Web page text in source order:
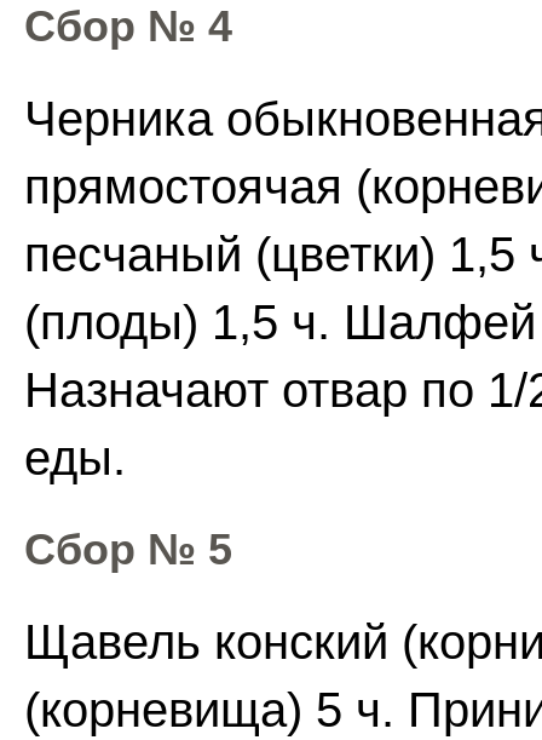
Сбор № 4
Черника
прямостоячая
песчаный (цветки)
(плоды) 1,5 ч. Шалфей
Назначают отвар по
еды.
Сбор № 5
Щавель конский
(корневища) 5 ч.